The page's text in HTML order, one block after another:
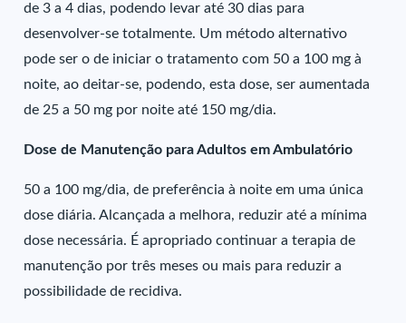
de 3 a 4 dias, podendo levar até 30 dias para
desenvolver-se totalmente. Um método alternativo
pode ser o de iniciar o tratamento com 50 a 100 mg à
noite, ao deitar-se, podendo, esta dose, ser aumentada
de 25 a 50 mg por noite até 150 mg/dia.
Dose de Manutenção para Adultos em Ambulatório
50 a 100 mg/dia, de preferência à noite em uma única
dose diária. Alcançada a melhora, reduzir até a mínima
dose necessária. É apropriado continuar a terapia de
manutenção por três meses ou mais para reduzir a
possibilidade de recidiva.